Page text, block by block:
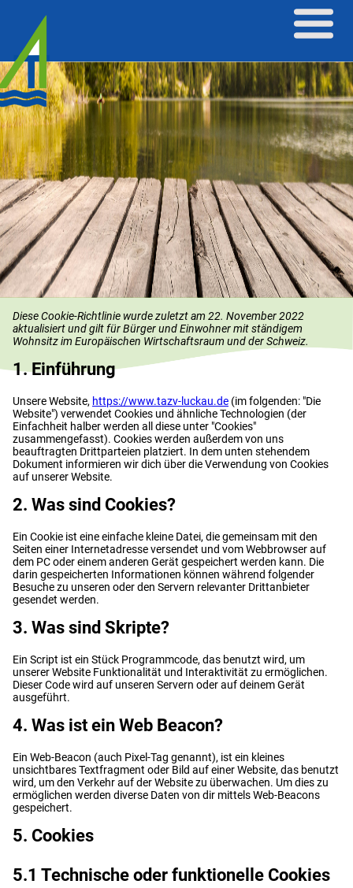
Diese Cookie-Richtlinie wurde zuletzt am 22. November 2022
aktualisiert und gilt für Bürger und Einwohner mit ständigem
Wohnsitz im Europäischen Wirtschaftsraum und der Schweiz.
1. Einführung
Unsere Website, https://www.tazv-luckau.de (im folgenden: "Die
Website") verwendet Cookies und ähnliche Technologien (der
Einfachheit halber werden all diese unter "Cookies"
zusammengefasst). Cookies werden außerdem von uns
beauftragten Drittparteien platziert. In dem unten stehendem
Dokument informieren wir dich über die Verwendung von Cookies
auf unserer Website.
2. Was sind Cookies?
Ein Cookie ist eine einfache kleine Datei, die gemeinsam mit den
Seiten einer Internetadresse versendet und vom Webbrowser auf
dem PC oder einem anderen Gerät gespeichert werden kann. Die
darin gespeicherten Informationen können während folgender
Besuche zu unseren oder den Servern relevanter Drittanbieter
gesendet werden.
3. Was sind Skripte?
Ein Script ist ein Stück Programmcode, das benutzt wird, um
unserer Website Funktionalität und Interaktivität zu ermöglichen.
Dieser Code wird auf unseren Servern oder auf deinem Gerät
ausgeführt.
4. Was ist ein Web Beacon?
Ein Web-Beacon (auch Pixel-Tag genannt), ist ein kleines
unsichtbares Textfragment oder Bild auf einer Website, das benutzt
wird, um den Verkehr auf der Website zu überwachen. Um dies zu
ermöglichen werden diverse Daten von dir mittels Web-Beacons
gespeichert.
5. Cookies
5.1 Technische oder funktionelle Cookies